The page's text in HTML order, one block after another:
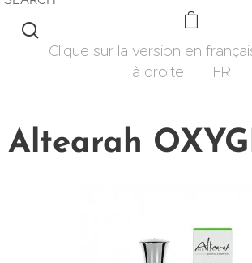
Clique sur la version en
à droite, 🇫🇷 FR
Altearah